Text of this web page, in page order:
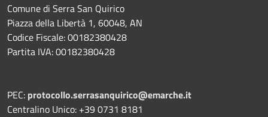
Comune di Serra San Quirico
Piazza della Libertà 1, 60048, AN
Codice Fiscale: 00182380428
Partita IVA: 00182380428
PEC: protocollo.serrasanquirico@emarche.it
Centralino Unico: +39 0731 8181